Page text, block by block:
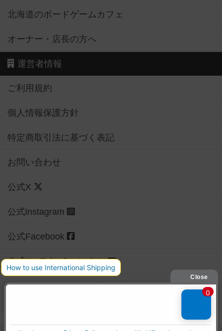
北海道のボードゲームカフェ
オーナー・店長の方へ
運営者情報
ご利用規約
個人情報保護方針
特定商取引法に基づく表記
お問い合わせ
公式X
公式instagram
公式Facebook
公式YouTubeチャンネル
Copyright (c)